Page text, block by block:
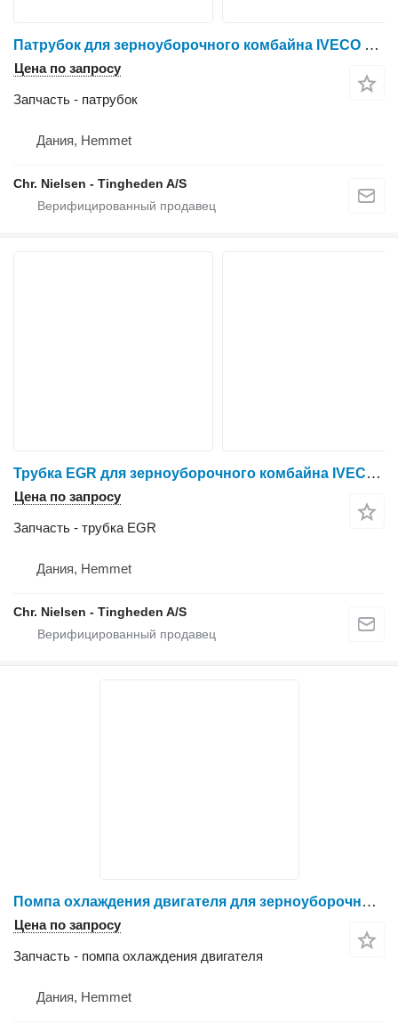
Патрубок для зерноуборочного комбайна IVECO 8361 SRE 11
Цена по запросу
Запчасть - патрубок
Дания, Hemmet
Chr. Nielsen - Tingheden A/S
Трубка EGR для зерноуборочного комбайна IVECO 8361 SRE 11
Цена по запросу
Запчасть - трубка EGR
Дания, Hemmet
Chr. Nielsen - Tingheden A/S
Помпа охлаждения двигателя для зерноуборочного комбайна IVECO 8361 SRE 11
Цена по запросу
Запчасть - помпа охлаждения двигателя
Дания, Hemmet